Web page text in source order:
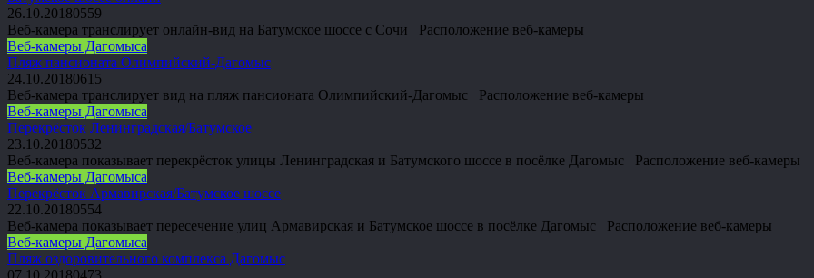
26.10.20180559
Веб-камера транслирует онлайн-вид на Батумское шоссе с Сочи Расположение веб-камеры
Веб-камеры Дагомыса
Пляж пансионата Олимпийский-Дагомыс
24.10.20180615
Веб-камера транслирует вид на пляж пансионата Олимпийский-Дагомыс Расположение веб-камеры
Веб-камеры Дагомыса
Перекрёсток Ленинградская/Батумское
23.10.20180532
Веб-камера показывает перекрёсток улицы Ленинградская и Батумского шоссе в посёлке Дагомыс Расположение веб-камеры
Веб-камеры Дагомыса
Перекрёсток Армавирская/Батумское шоссе
22.10.20180554
Веб-камера показывает пересечение улиц Армавирская и Батумское шоссе в посёлке Дагомыс Расположение веб-камеры
Веб-камеры Дагомыса
Пляж оздоровительного комплекса Дагомыс
07.10.20180473